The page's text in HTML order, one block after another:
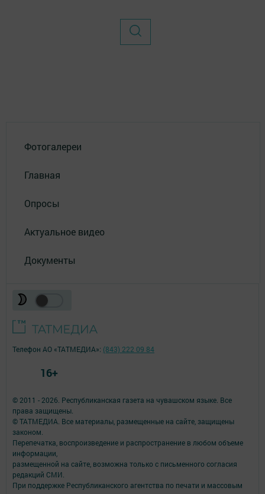
Фотогалереи
Главная
Опросы
Актуальное видео
Документы
© 2011 - 2026. Республиканская газета на чувашском языке. Все
права защищены.
© ТАТМЕДИА. Все материалы, размещенные на сайте, защищены
законом.
Перепечатка, воспроизведение и распространение в любом объеме
информации,
размещенной на сайте, возможна только с письменного согласия
редакций СМИ.
При поддержке Республиканского агентства по печати и массовым
Телефон АО «ТАТМЕДИА»: (843) 222 09 84
16+